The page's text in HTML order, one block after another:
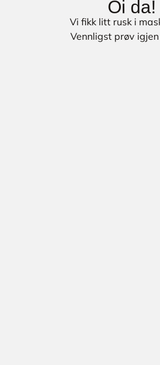
Oi da!
Vi fikk litt rusk i
Vennligst prøv igjen